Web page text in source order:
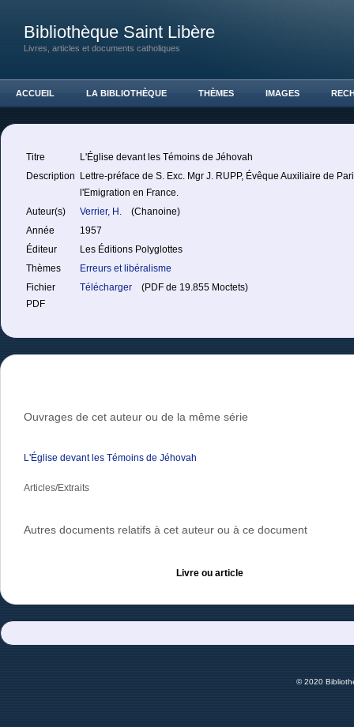
Bibliothèque Saint Libère
Livres, articles et documents catholiques
ACCUEIL LA BIBLIOTHÈQUE THÈMES IMAGES
Titre
L'Église devant les Témoins de Jéhovah
Description
Lettre-préface de S. Exc. Mgr J. RUPP, Évêque Auxiliaire de
l'Emigration en France.
Auteur(s)
Verrier, H.
(Chanoine)
Année
1957
Éditeur
Les Éditions Polyglottes
Thèmes
Erreurs et libéralisme
Fichier
PDF
Télécharger (PDF de 19.855 Moctets)
Ouvrages de cet auteur ou de la même série
L'Église devant les Témoins de Jéhovah
Articles/Extraits
Autres documents relatifs à cet auteur ou à ce document
Livre ou article
© 2020